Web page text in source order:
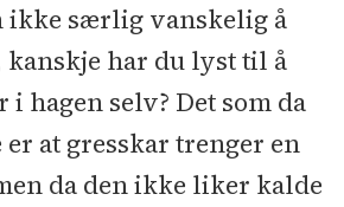
ikke særlig vanskelig å
har du lyst til å
hagen selv? Det som da
at gresskar trenger en
da den ikke liker kalde